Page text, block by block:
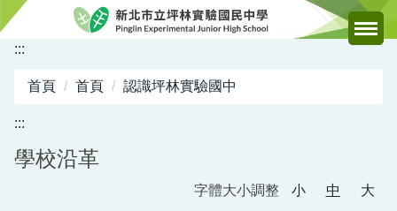
跳
主
容
:::
首頁 首頁 認識坪林實驗國中
:::
學校沿革
字體大小調整 小 中
大